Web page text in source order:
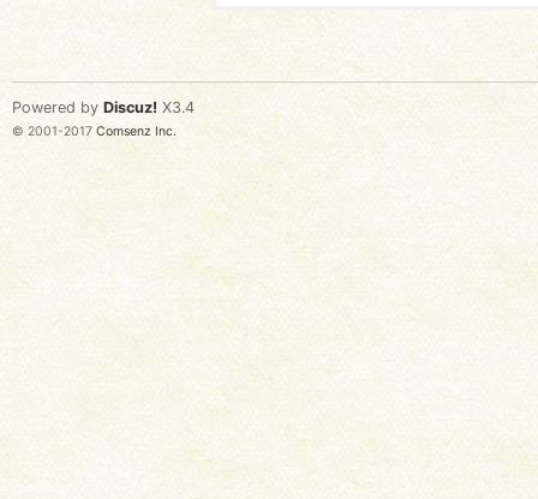
Powered by Discuz! X3.4
© 2001-2017 Comsenz Inc.